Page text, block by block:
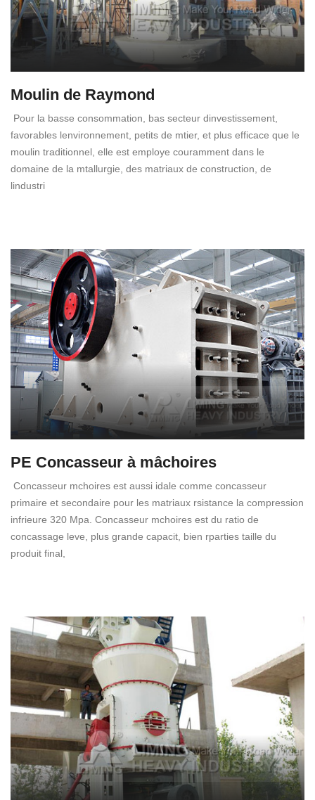
Moulin de Raymond
Pour la basse consommation, bas secteur dinvestissement,
favorables lenvironnement, petits de mtier, et plus efficace que le
moulin traditionnel, elle est employe couramment dans le
domaine de la mtallurgie, des matriaux de construction, de
lindustri
PE Concasseur à mâchoires
Concasseur mchoires est aussi idale comme concasseur
primaire et secondaire pour les matriaux rsistance la compression
infrieure 320 Mpa. Concasseur mchoires est du ratio de
concassage leve, plus grande capacit, bien rparties taille du
produit final,